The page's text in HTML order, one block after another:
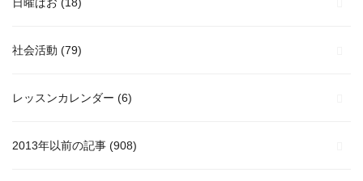
社会活動 (79)
レッスンカレンダー (6)
2013年以前の記事 (908)